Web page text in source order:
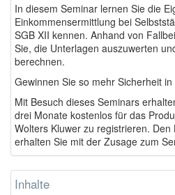
In diesem Seminar lernen Sie die
Einkommensermittlung bei
SGB XII kennen. Anhand von
Sie, die Unterlagen auszuwerten
berechnen.
Gewinnen Sie so mehr Sicherheit
Mit Besuch dieses Seminars
drei Monate kostenlos für das
Wolters Kluwer zu registrieren.
erhalten Sie mit der Zusage zum
Inhalte